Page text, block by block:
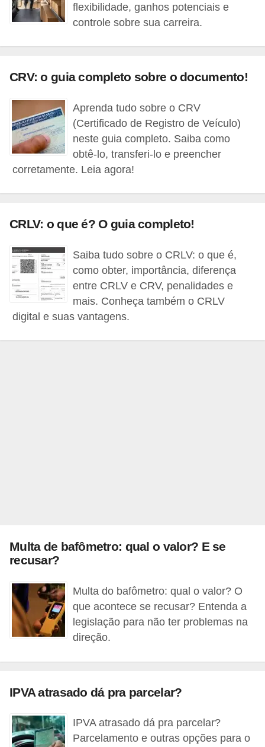
flexibilidade, ganhos potenciais e
controle sobre sua carreira.
CRV: o guia completo sobre o documento!
Aprenda tudo sobre o CRV
(Certificado de Registro de Veículo)
neste guia completo. Saiba como
obtê-lo, transferi-lo e preencher
corretamente. Leia agora!
CRLV: o que é? O guia completo!
Saiba tudo sobre o CRLV: o que é,
como obter, importância, diferença
entre CRLV e CRV, penalidades e
mais. Conheça também o CRLV
digital e suas vantagens.
Multa de bafômetro: qual o valor? E se
recusar?
Multa do bafômetro: qual o valor? O
que acontece se recusar? Entenda a
legislação para não ter problemas na
direção.
IPVA atrasado dá pra parcelar?
IPVA atrasado dá pra parcelar?
Parcelamento e outras opções para o
t
a
s
a
m
i
n
h
õ
e
e
O
f
r
o
r
D
i
c
r
i